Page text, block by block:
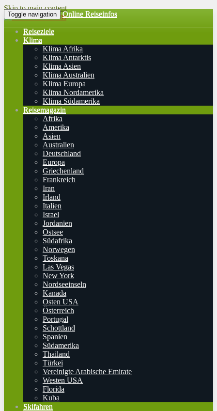
Skip to main content
Toggle navigation Online Reiseinfos
Reiseziele
Klima
Klima Afrika
Klima Antarktis
Klima Asien
Klima Australien
Klima Europa
Klima Nordamerika
Klima Südamerika
Reisemagazin
Afrika
Amerika
Asien
Australien
Deutschland
Europa
Griechenland
Frankreich
Iran
Irland
Italien
Israel
Jordanien
Ostsee
Südafrika
Norwegen
Toskana
Las Vegas
New York
Nordseeinseln
Kanada
Osten USA
Österreich
Portugal
Schottland
Spanien
Südamerika
Thailand
Türkei
Vereinigte Arabische Emirate
Westen USA
Florida
Kuba
Skifahren